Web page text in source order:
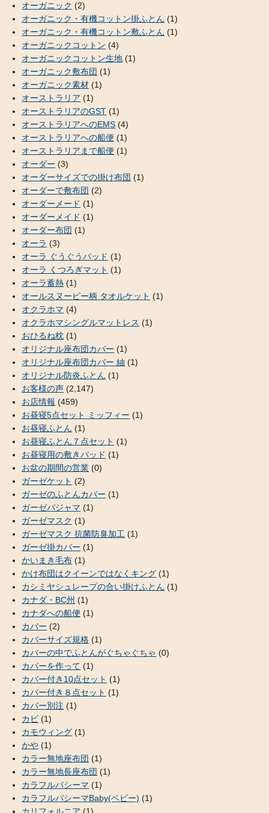
オーガニック (2)
オーガニック・有機コットン掛ふとん (1)
オーガニック・有機コットン敷ふとん (1)
オーガニックコットン (4)
オーガニックコットン生地 (1)
オーガニック敷布団 (1)
オーガニック素材 (1)
オーストラリア (1)
オーストラリアのGST (1)
オーストラリアへのEMS (4)
オーストラリアへの船便 (1)
オーストラリアまで船便 (1)
オーダー (3)
オーダーサイズでの掛け布団 (1)
オーダーで敷布団 (2)
オーダーメード (1)
オーダーメイド (1)
オーダー布団 (1)
オーラ (3)
オーラ ぐうぐうパッド (1)
オーラ くつろぎマット (1)
オーラ蓄熱 (1)
オールスヌーピー柄 タオルケット (1)
オクラホマ (4)
オクラホマシングルマットレス (1)
おひるね枕 (1)
オリジナル座布団カバー (1)
オリジナル座布団カバー 紬 (1)
オリジナル防炎ふとん (1)
お客様の声 (2,147)
お店情報 (459)
お昼寝5点セット ミッフィー (1)
お昼寝ふとん (1)
お昼寝ふとん７点セット (1)
お昼寝用の敷きパッド (1)
お盆の期間の営業 (0)
ガーゼケット (2)
ガーゼのふとんカバー (1)
ガーゼパジャマ (1)
ガーゼマスク (1)
ガーゼマスク 抗菌防臭加工 (1)
ガーゼ掛カバー (1)
かいまき毛布 (1)
かけ布団はクイーンではなくキング (1)
カシミヤシュレープの合い掛けふとん (1)
カナダ・BC州 (1)
カナダへの船便 (1)
カバー (2)
カバーサイズ規格 (1)
カバーの中でふとんがぐちゃぐちゃ (0)
カバーを作って (1)
カバー付き10点セット (1)
カバー付き８点セット (1)
カバー別注 (1)
カビ (1)
カモウィング (1)
かや (1)
カラー無地座布団 (1)
カラー無地長座布団 (1)
カラフルパシーマ (1)
カラフルパシーマBaby(ベビー) (1)